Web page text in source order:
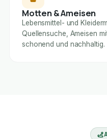
Motten & Ameisen
Lebensmittel- und
Quellensuche, Ameisen
schonend und nachhaltig.